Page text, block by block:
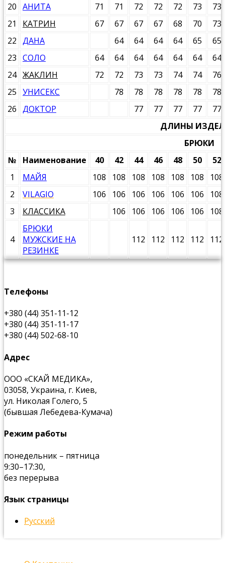
20 АНИТА 71 71 72 72 72 73
73
21
КАТРИН 67 67 67 67 68 70
73
22 ДАНА 64 64 64 64 65
65
23 СОЛО 64 64 64 64 64 64
64
24 ЖАКЛИН 72 72 73 73 74 74
76
25 УНИСЕКС 78 78 78 78 78
78
26 ДОКТОР 77 77 77 77
77
ДЛИНЫ
БРЮКИ
№
Наименование 40 42 44 46 48 50
52
1
МАЙЯ 108 108 108 108 108 108
108
2
VILAGIO 106 106 106 106 106 106
108
3
КЛАССИКА 106 106 106 106 106 108
4
БРЮКИ
МУЖСКИЕ НА
РЕЗИНКЕ
112 112 112 112 112
Телефоны
+380 (44) 351-11-12
+380 (44) 351-11-17
+380 (44) 502-68-10
Адрес
ООО «СКАЙ МЕДИКА»,
03058, Украина, г. Киев,
ул. Николая Голего, 5
(бывшая Лебедева-Кумача)
Режим работы
понедельник – пятница
9:30–17:30,
без перерыва
Язык страницы
Русский